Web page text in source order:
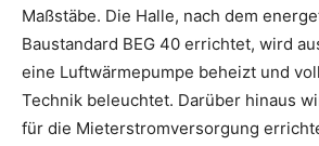
Maßstäbe. Die Halle, nach dem
Baustandard BEG 40 errichtet, wird
eine Luftwärmepumpe beheizt und
Technik beleuchtet. Darüber hinaus
für die Mieterstromversorgung